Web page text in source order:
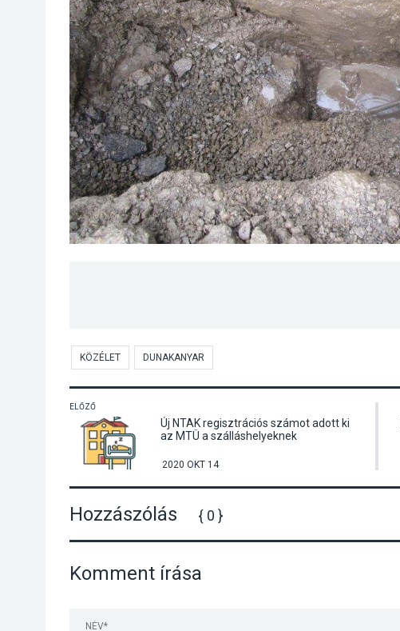
KÖZÉLET DUNAKANYAR
ELŐZŐ
Új NTAK regisztrációs számot adott ki
az MTÜ a szálláshelyeknek
2020 OKT 14
Hozzászólás { 0 }
Komment írása